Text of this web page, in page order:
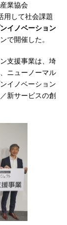
業協会
用して社会課題
イノベーション
で開催した。
支援事業は、埼
ニューノーマル
イノベーション
新サービスの創